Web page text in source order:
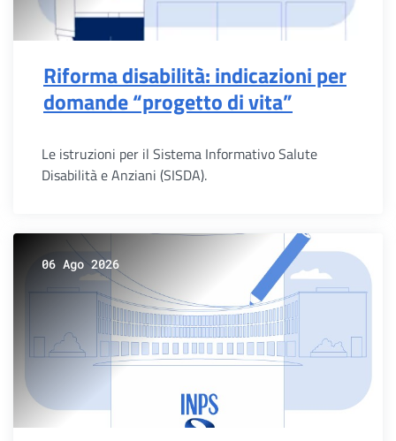
Riforma disabilità: indicazioni per
domande “progetto di vita”
Le istruzioni per il Sistema Informativo Salute
Disabilità e Anziani (SISDA).
06 Ago 2026